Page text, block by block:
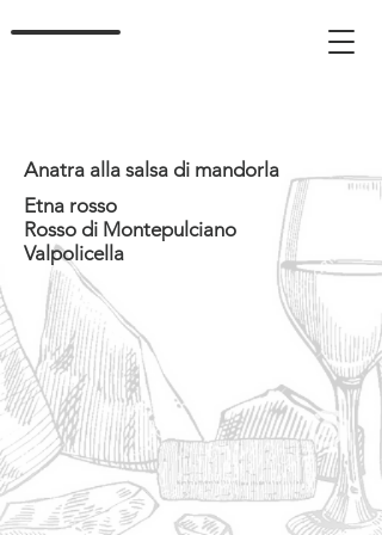
Anatra alla salsa di mandorla
Etna rosso
Rosso di Montepulciano
Valpolicella